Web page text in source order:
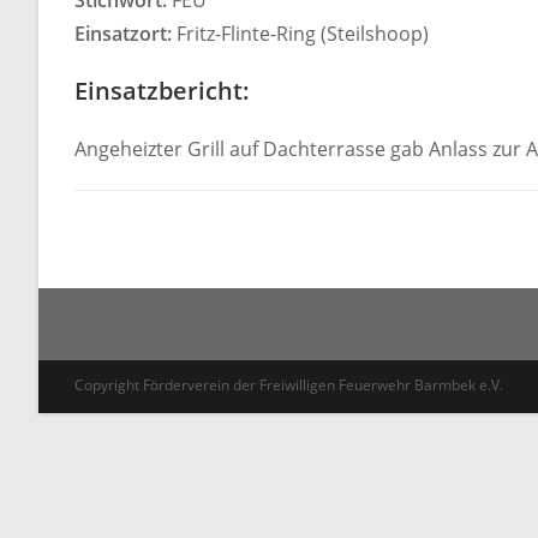
Einsatzort: Fritz-Flinte-Ring (Steilshoop)
Einsatzbericht:
Angeheizter Grill auf Dachterrasse gab Anlass zur
Copyright Förderverein der Freiwilligen Feuerwehr Barmbek e.V.